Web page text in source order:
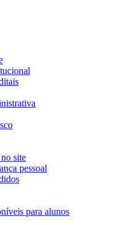
site
pessoal
para alunos